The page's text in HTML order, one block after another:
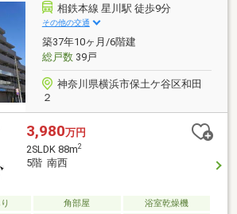
りあえず内見してみたい、近隣物件も一
ほしい」「まずはローンに関する相談に
」「リフォームの提案もしてほしい」ま
にお客様のご希望条件をお聞かせくださ
お待ちしております！
相鉄本線 星川駅 徒歩9分
その他の交通
築37年10ヶ月/6階建
総戸数39戸
神奈川県横浜市保土ケ谷区和田
２
3,980万円
2SLDK 88m2
5階 南西
角部屋 浴室乾燥機